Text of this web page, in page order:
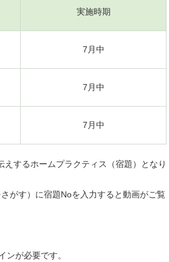
実施時期
7月中
7月中
7月中
するホームプラクティス（宿題）となり
がす）に宿題Noを入力すると動画がご覧
が必要です。